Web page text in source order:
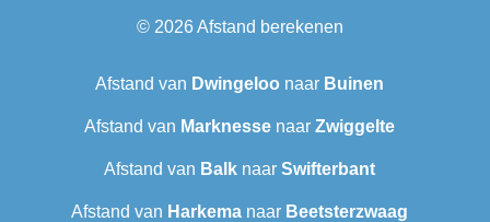
© 2026Afstand berekenen
Afstand van Dwingeloo naar Buinen
Afstand van Marknesse naar Zwiggelte
Afstand van Balk naar Swifterbant
Afstand van Harkema naar Beetsterzwaag